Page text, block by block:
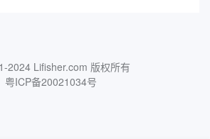
2024 Lifisher.com 版权所有
粤ICP备20021034号